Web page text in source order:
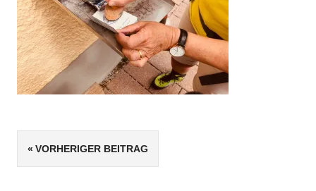
Beitragsnavigation
VORHERIGER BEITRAG